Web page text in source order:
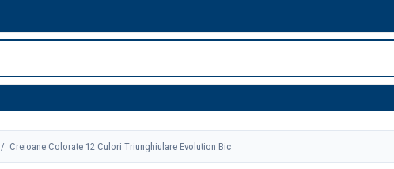
/ Creioane Colorate 12 Culori Triunghiulare Evolution Bic